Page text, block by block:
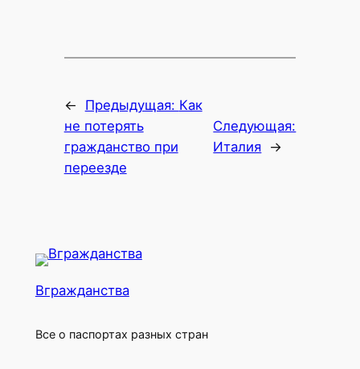
← Предыдущая: Как
не потерять
гражданство при
переезде
Следующая:
Италия →
Вгражданства
Все о паспортах разных стран